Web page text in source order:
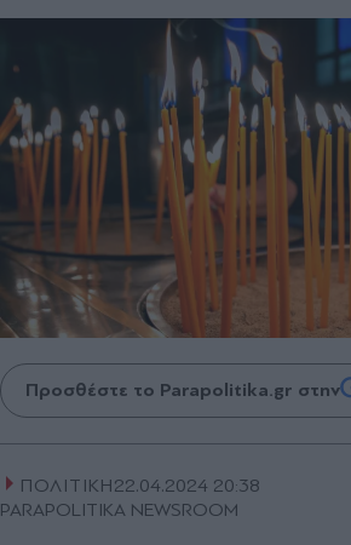
Προσθέστε το Parapolitika.gr στην
ΠΟΛΙΤΙΚΗ22.04.2024 20:38
PARAPOLITIKA NEWSROOM